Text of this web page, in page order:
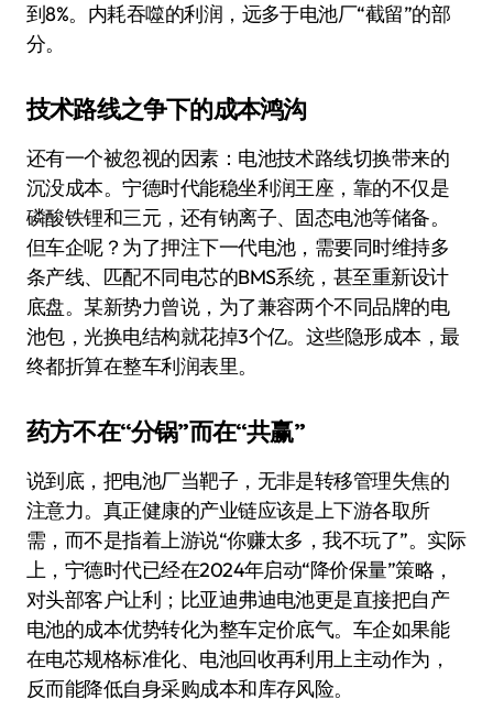
到8%。内耗吞噬的利润，远多于电池厂“截留”的部
分。
技术路线之争下的成本鸿沟
还有一个被忽视的因素：电池技术路线切换带来的
沉没成本。宁德时代能稳坐利润王座，靠的不仅是
磷酸铁锂和三元，还有钠离子、固态电池等储备。
但车企呢？为了押注下一代电池，需要同时维持多
条产线、匹配不同电芯的BMS系统，甚至重新设计
底盘。某新势力曾说，为了兼容两个不同品牌的电
池包，光换电结构就花掉3个亿。这些隐形成本，最
终都折算在整车利润表里。
药方不在“分锅”而在“共赢”
说到底，把电池厂当靶子，无非是转移管理失焦的
注意力。真正健康的产业链应该是上下游各取所
需，而不是指着上游说“你赚太多，我不玩了”。实际
上，宁德时代已经在2024年启动“降价保量”策略，
对头部客户让利；比亚迪弗迪电池更是直接把自产
电池的成本优势转化为整车定价底气。车企如果能
在电芯规格标准化、电池回收再利用上主动作为，
反而能降低自身采购成本和库存风险。